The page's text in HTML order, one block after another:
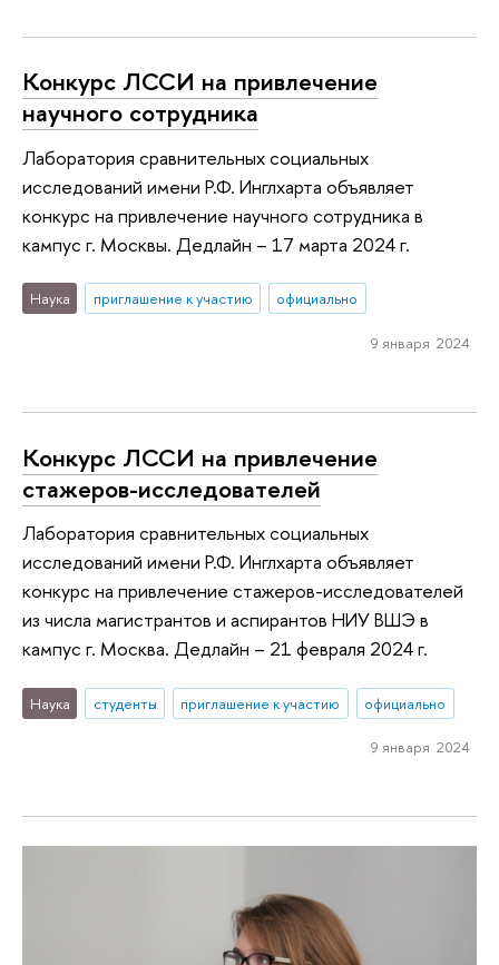
Конкурс ЛССИ на привлечение
научного сотрудника
Лаборатория сравнительных социальных
исследований имени Р.Ф. Инглхарта объявляет
конкурс на привлечение научного сотрудника в
кампус г. Москвы. Дедлайн – 17 марта 2024 г.
Наука приглашение к участию официально
9 января 2024
Конкурс ЛССИ на привлечение
стажеров-исследователей
Лаборатория сравнительных социальных
исследований имени Р.Ф. Инглхарта объявляет
конкурс на привлечение стажеров-исследователей
из числа магистрантов и аспирантов НИУ ВШЭ в
кампус г. Москва. Дедлайн – 21 февраля 2024 г.
Наука студенты приглашение к участию официально
9 января 2024